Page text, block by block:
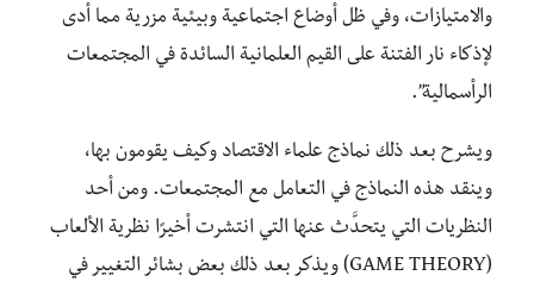
والامتيازات، وفي ظل أوضاع اجتماعية وبيئية مزرية مما أدى
لإذكاء نار الفتنة على القيم العلمانية السائدة في المجتمعات
الرأسمالية”.
ويشرح بعد ذلك نماذج علماء الاقتصاد وكيف يقومون بها،
وينقد هذه النماذج في التعامل مع المجتمعات. ومن أحد
النظريات التي يتحدَّث عنها التي انتشرت أخيرًا نظرية الألعاب
(GAME THEORY) ويذكر بعد ذلك بعض بشائر التغيير في